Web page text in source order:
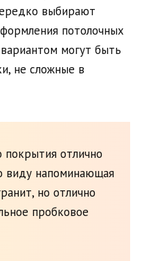
выбирают
потолочных
могут быть
не сложные в
покрытия отлично
виду напоминающая
но отлично
пробковое